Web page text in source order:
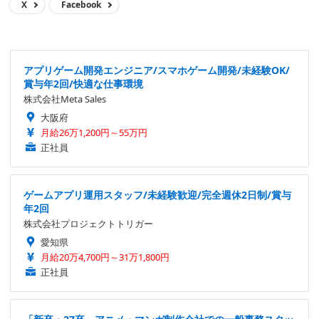
X Facebook
アプリゲーム開発エンジニア/スマホゲーム開発/未経験OK/
賞与年2回/快適な仕事環境
株式会社Meta Sales
大阪府
月給26万1,200円～55万円
正社員
ゲームアプリ運用スタッフ/未経験歓迎/完全週休2日制/賞与
年2回
株式会社プロジェクトトリガー
愛知県
月給20万4,700円～31万1,800円
正社員